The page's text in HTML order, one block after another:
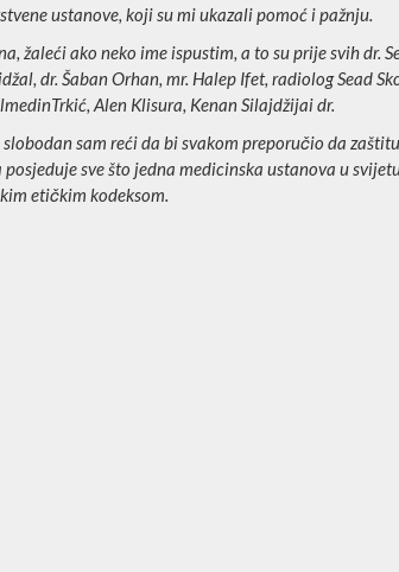
ustanove, koji su mi ukazali pomoć i pažnju.
žaleći ako neko ime ispustim, a to su prije svih dr.
dr. Šaban Orhan, mr. Halep Ifet, radiolog Sead
Alen Klisura, Kenan Silajdžijai dr.
sam reći da bi svakom preporučio da
sve što jedna medicinska ustanova u
etičkim kodeksom.